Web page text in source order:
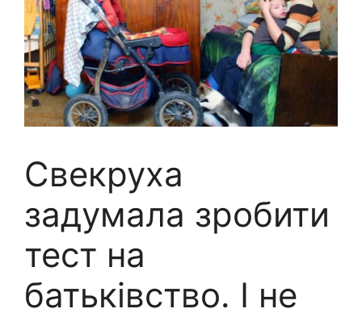
Свекруха
задумала зробити
тест на
батьківство. І не